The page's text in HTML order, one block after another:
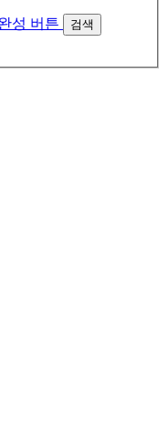
검색